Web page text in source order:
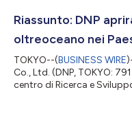
obiettivi In linea con il
Riassunto: DNP
oltreoceano nei
TOKYO--(BUSINESS WIRE
Co., Ltd. (DNP, TOKYO:
centro di Ricerca e